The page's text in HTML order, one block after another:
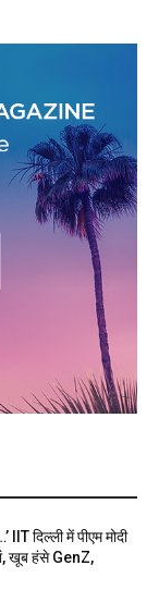
IIT दिल्ली में पीएम मोदी
खूब हंसे GenZ,